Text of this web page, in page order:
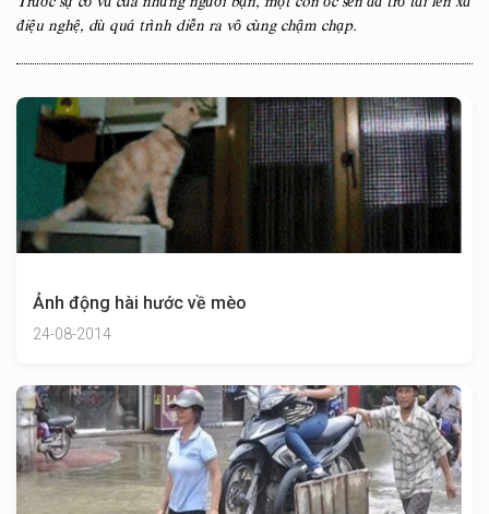
điệu nghệ, dù quá trình diễn ra vô cùng chậm chạp.
Ảnh động hài hước về mèo
24-08-2014